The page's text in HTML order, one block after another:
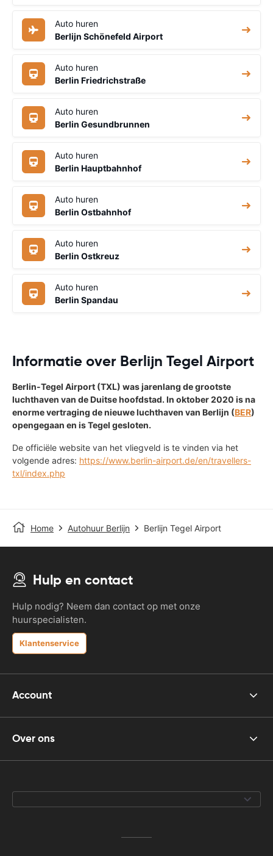
Auto huren
Berlijn Schönefeld Airport
Auto huren
Berlin Friedrichstraße
Auto huren
Berlin Gesundbrunnen
Auto huren
Berlin Hauptbahnhof
Auto huren
Berlin Ostbahnhof
Auto huren
Berlin Ostkreuz
Auto huren
Berlin Spandau
Informatie over Berlijn Tegel Airport
Berlin-Tegel Airport (TXL) was jarenlang de grootste
luchthaven van de Duitse hoofdstad. In oktober 2020 is na
enorme vertraging de nieuwe luchthaven van Berlijn (BER)
opengegaan en is Tegel gesloten.
De officiële website van het vliegveld is te vinden via het
volgende adres: https://www.berlin-airport.de/en/travellers-
txl/index.php
Home Autohuur Berlijn Berlijn Tegel Airport
Hulp en contact
Hulp nodig? Neem dan contact op met onze
huurspecialisten.
Klantenservice
Account
Over ons